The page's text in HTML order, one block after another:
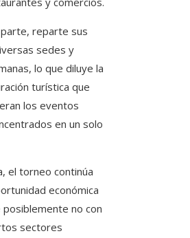
reparte sus
sedes y
lo que diluye la
turística que
los eventos
en un solo
el torneo continúa
económica
no con
sectores